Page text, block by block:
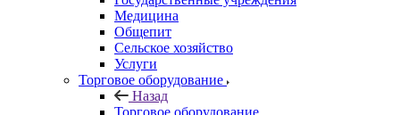
Медицина
Общепит
Сельское хозяйство
Услуги
Торговое оборудование
Назад
Торговое оборудование